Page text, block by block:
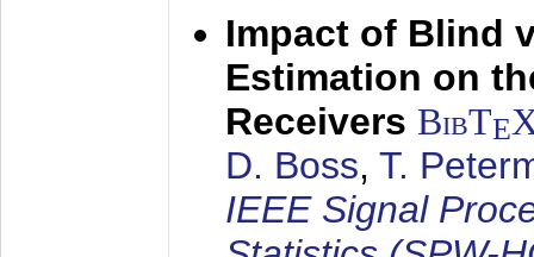
Impact of Blind
Estimation on
Receivers BibTE
D. Boss, T.
IEEE Signal